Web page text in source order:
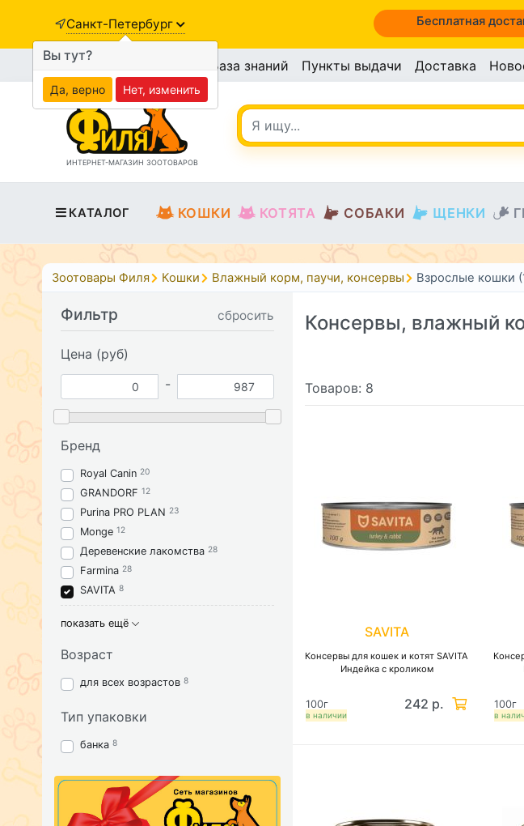
Санкт-Петербург Бесплатная
База знаний Пункты выдачи Доставка
ИНТЕРНЕТ-МАГАЗИН ЗООТОВАРОВ
КАТАЛОГ КОШКИ КОТЯТА СОБАКИ ЩЕНКИ
Зоотовары Филя Кошки Влажный корм, паучи, консервы Взрослые кошки
Фильтр сбросить
Цена (руб)
-
Бренд
Royal Canin 20
GRANDORF 12
Purina PRO PLAN 23
Monge 12
Деревенские лакомства 28
Farmina 28
SAVITA 8
показать ещё
Возраст
для всех возрастов 8
Тип упаковки
банка 8
Консервы, влажный
Товаров: 8
SAVITA
Консервы для кошек и котят SAVITA
Индейка с кроликом
в наличии
100г 242 р.
в
100г
Вы тут?
Да, верно Нет, изменить